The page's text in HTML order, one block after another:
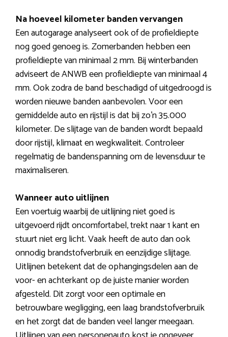
Na hoeveel kilometer banden vervangen
Een autogarage analyseert ook of de profieldiepte
nog goed genoeg is. Zomerbanden hebben een
profieldiepte van minimaal 2 mm. Bij winterbanden
adviseert de ANWB een profieldiepte van minimaal 4
mm. Ook zodra de band beschadigd of uitgedroogd is
worden nieuwe banden aanbevolen. Voor een
gemiddelde auto en rijstijl is dat bij zo’n 35.000
kilometer. De slijtage van de banden wordt bepaald
door rijstijl, klimaat en wegkwaliteit. Controleer
regelmatig de bandenspanning om de levensduur te
maximaliseren.
Wanneer auto uitlijnen
Een voertuig waarbij de uitlijning niet goed is
uitgevoerd rijdt oncomfortabel, trekt naar 1 kant en
stuurt niet erg licht. Vaak heeft de auto dan ook
onnodig brandstofverbruik en eenzijdige slijtage.
Uitlijnen betekent dat de ophangingsdelen aan de
voor- en achterkant op de juiste manier worden
afgesteld. Dit zorgt voor een optimale en
betrouwbare wegligging, een laag brandstofverbruik
en het zorgt dat de banden veel langer meegaan.